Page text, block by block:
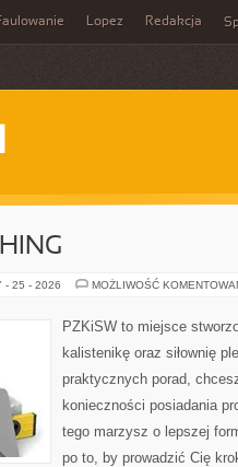
Lopez Redakcja
- 25 - 2026 MOŻLIWOŚĆ
PZKiSW to miejsce
kalistenikę oraz siłownię
praktycznych porad,
konieczności posiadania
tego marzysz o lepszej
po to, by prowadzić Cię